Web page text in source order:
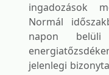
ingadozások
Normál
napon belüli
jelenlegi